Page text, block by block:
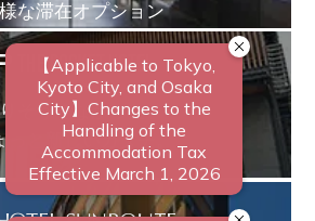
な滞在オプション
そうでなかった、
っと新しいカタチ。